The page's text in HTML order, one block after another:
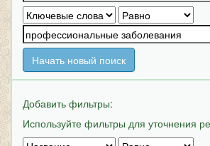
Начать новый поиск
Добавить фильтры:
Используйте фильтры для уточнения